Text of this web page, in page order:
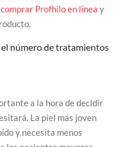
comprar Profhilo en línea y
número de tratamientos
a la hora de decidir
La piel más joven
y necesita menos